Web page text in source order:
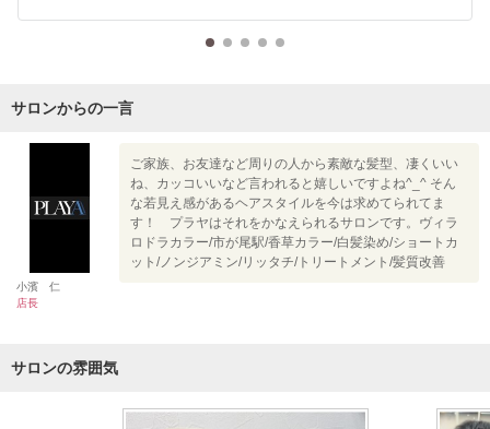
サロンからの一言
小濱 仁
店長
ご家族、お友達など周りの人から素敵な髪型、凄くいい
ね、カッコいいなど言われると嬉しいですよね^_^ そん
な若見え感があるヘアスタイルを今は求めてられてま
す！ プラヤはそれをかなえられるサロンです。ヴィラ
ロドラカラー/市が尾駅/香草カラー/白髪染め/ショートカ
ット/ノンジアミン/リッタチ/トリートメント/髪質改善
サロンの雰囲気